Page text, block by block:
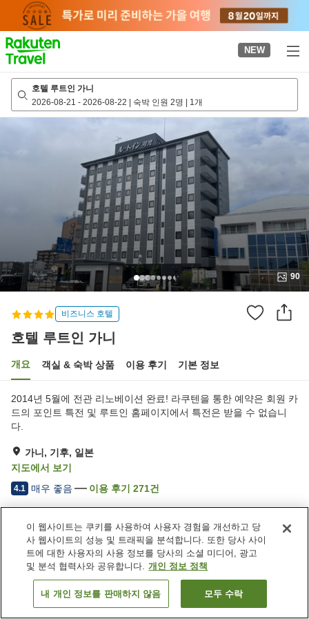
page
NEW
호텔 루트인 가니
2026-08-21 - 2026-08-22 | 숙박 인원 2명 | 1개
90
비즈니스 호텔
호텔 루트인 가니
개요 객실 & 숙박 상품 이용 후기 기본 정보
2014년 5월에 전관 리노베이션 완료! 라쿠텐을 통한 예약은 회원 카
드의 포인트 특전 및 루트인 홈페이지에서 특전은 받을 수 없습니
다.
가니, 기후, 일본
지도에서 보기
4.1 매우 좋음 이용 후기 271건
숙소 편의 시설/서비스
주차장
스파 / 미용실
레스토랑
자동판매기
일본 기후 가니 호텔 루트인 가니
객실 보기
이 웹사이트는 쿠키를 사용하여 사용자 경험을 개선하고 당
사 웹사이트의 성능 및 트래픽을 분석합니다. 또한 당사 사이
트에 대한 사용자의 사용 정보를 당사의 소셜 미디어, 광고
및 분석 협력사와 공유합니다. 개인 정보 정책
내 개인 정보를 판매하지 않음 모두 수락